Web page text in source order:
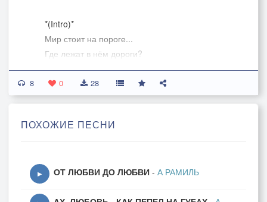
*(Intro)*
Мир стоит на пороге...
Где лежат в нём дороги?
Кто укажет нам путь,
Если грудь давит жуть?
Он пришёл в блестящем плаще,
А в глазах — только крови.
8 0 28
ПОХОЖИЕ ПЕСНИ
▶ ОТ ЛЮБВИ ДО ЛЮБВИ - А РАМИЛЬ